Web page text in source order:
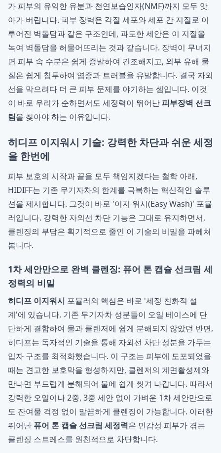
가 피부의 유익한 유분과 천연보습인자(NMF)까지 모두 앗
아가 버립니다. 피부 장벽은 각질 세포와 세포 간 지질로 이
루어진 벽돌담과 같은 구조인데, 과도한 세안은 이 지질을
녹여 벽돌담을 허물어뜨리는 것과 같습니다. 장벽이 무너지
면 피부 속 수분은 쉽게 증발하여 건조해지고, 외부 유해 물
질은 쉽게 침투하여 염증과 트러블을 유발합니다. 결국 자외
선을 막으려다 더 큰 피부 문제를 야기하는 셈입니다. 이것
이 바로 우리가 순하면서도 세정력이 뛰어난피부장벽 선크
림을 찾아야 하는 이유입니다.
히디프 이지워시 기술: 강력한 차단과 쉬운 세정
을 한번에
피부 보호의 시작과 끝을 모두 책임지겠다는 철학 아래,
HIDIFF는 기존 무기자차의 한계를 극복하는 혁신적인 솔루
션을 제시합니다. 그것이 바로 '이지 워시(Easy Wash)' 포뮬
러입니다. 강력한 자외선 차단 기능은 그대로 유지하면서,
클렌징의 부담은 획기적으로 줄인 이 기술의 비밀을 파헤쳐
봅니다.
1차 세안만으로 완벽 클렌징: 퓨어 톤 캡슐 선크림 세
정력의 비밀
히디프 이지워시 포뮬러의 핵심은 바로 '세정 친화적 설
계'에 있습니다. 기존 무기자차 성분들이 오일 베이스에 단
단하게 결합하여 물과 클렌저에 쉽게 분해되지 않았던 반면,
히디프는 독자적인 기술을 통해 자외선 차단 성분을 가두는
입자 구조를 최적화했습니다. 이 구조는 피부에 도포되었을
때는 견고한 보호막을 형성하지만, 클렌저의 계면활성제와
만나면 부드럽게 분해되어 물에 쉽게 씻겨 나갑니다. 따라서
강력한 오일이나 2중, 3중 세안 없이 가벼운 1차 세안만으로
도 잔여물 걱정 없이 말끔하게 클렌징이 가능합니다. 이러한
뛰어난 퓨어 톤 캡슐 선크림 세정력은 민감성 피부가 겪는
클렌징 스트레스를 원천적으로 차단합니다.